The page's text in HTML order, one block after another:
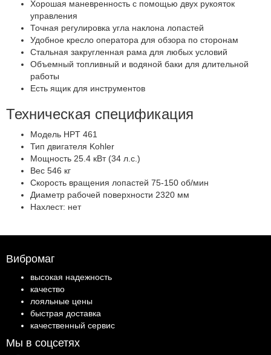
Хорошая маневренность с помощью двух рукояток
управления
Точная регулировка угла наклона лопастей
Удобное кресло оператора для обзора по сторонам
Стальная закругленная рама для любых условий
Объемный топливный и водяной баки для длительной
работы
Есть ящик для инструментов
Техническая спецификация
Модель HPT 461
Тип двигателя Kohler
Мощность 25.4 кВт (34 л.с.)
Вес 546 кг
Скорость вращения лопастей 75-150 об/мин
Диаметр рабочей поверхности 2320 мм
Нахлест: нет
Вибромаг
высокая надежность
качество
лояльные цены
быстрая доставка
качественный сервис
Мы в соцсетях